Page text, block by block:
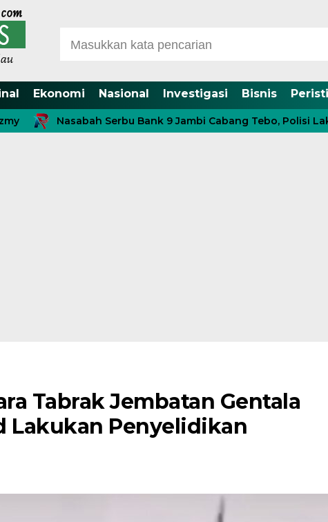
Ekonomi Nasional Investigasi Bisnis
Nasabah Serbu Bank 9 Jambi Cabang Tebo, Polisi Lakukan
Tabrak Jembatan Gentala
Lakukan Penyelidikan